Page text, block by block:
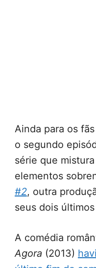
Ainda para os
o segundo
série que
elementos
#2, outra
seus dois
A comédia
Agora (2013)